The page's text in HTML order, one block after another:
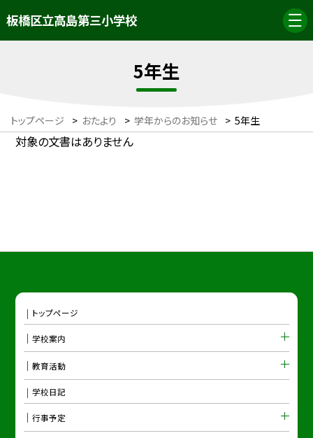
板橋区立高島第三小学校
5年生
トップページ > おたより > 学年からのお知らせ > 5年生
対象の文書はありません
トップページ
学校案内
教育活動
学校日記
行事予定